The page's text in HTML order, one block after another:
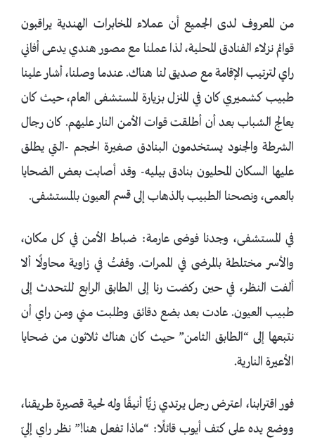
من المعروف لدى الجميع أن عملاء المخابرات الهندية يراقبون
قوائم نزلاء الفنادق المحلية، لذا عملنا مع مصور هندي يدعى أفاني
راي لترتيب الإقامة مع صديق لنا هناك. عندما وصلنا، أشار علينا
طبيب كشميري كان في المنزل بزيارة المستشفى العام، حيث كان
يعالج الشباب بعد أن أطلقت قوات الأمن النار عليهم. كان رجال
الشرطة والجنود يستخدمون البنادق صغيرة الحجم -التي يطلق
عليها السكان المحليون بنادق بيليه- وقد أصابت بعض الضحايا
بالعمى، ونصحنا الطبيب بالذهاب إلى قسم العيون بالمستشفى.
في المستشفى، وجدنا فوضى عارمة: ضباط الأمن في كل مكان،
والأسر مختلطة بالمرضى في الممرات. وقفتُ في زاوية محاولًا ألا
ألفت النظر، في حين ركضت رنا إلى الطابق الرابع للتحدث إلى
طبيب العيون. عادت بعد بضع دقائق وطلبت مني ومن راي أن
نتبعها إلى “الطابق الثامن” حيث كان هناك ثلاثون من ضحايا
الأعيرة النارية.
فور اقترابنا، اعترض رجل يرتدي زيًّا أنيقًا وله لحية قصيرة طريقنا،
ووضع يده على كتف أيوب قائلًا: “ماذا تفعل هنا!” نظر راي إليّ